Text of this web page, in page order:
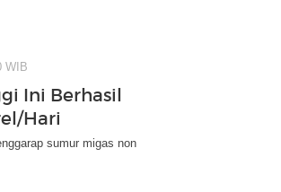
WIB
Ini Berhasil
Hari
sumur migas non